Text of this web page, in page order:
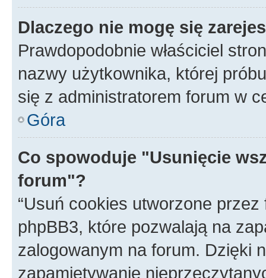
Dlaczego nie mogę się
Prawdopodobnie właściciel
nazwy użytkownika, której
się z administratorem forum w
Góra
Co spowoduje "Usunięcie
forum"?
“Usuń cookies utworzone
phpBB3, które pozwalają na
zalogowanym na forum. Dzięki
zapamiętywanie